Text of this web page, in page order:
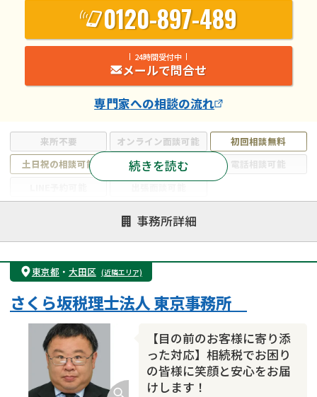
来所不要 オンライン面談可能
初回相談無料
土日祝の相談可能
19時以降電話可能
電話相談可能
遺言書作成・遺言執行
相続放棄
相続登記
遺産分割
遺留分侵害額請求
相続税申告
相続手続き
銀行手続き
成年後見・任意後見
贈与税
相続人調査
相続トラブル
続きを読む
0120-897-489
24時間受付中
メールで問合せ
専門家への相談の流れ
事務所詳細
東京都 ・ 大田区 (近隣エリア)
【目の前のお客様に寄り添
った対応】相続税でお困り
の皆様に笑顔と安心をお届
けします！
さくら坂税理士法人 東京事務所